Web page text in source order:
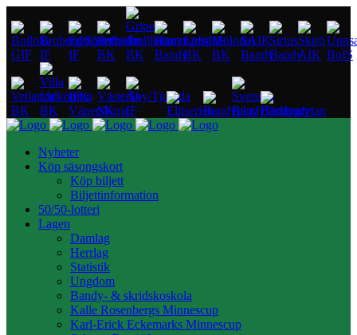
Nyheter
Köp säsongskort
Köp biljett
Biljettinformation
50/50-lotteri
Lagen
Damlag
Herrlag
Statistik
Ungdom
Bandy- & skridskoskola
Kalle Rosenbergs Minnescup
Karl-Erick Eckemarks Minnescup